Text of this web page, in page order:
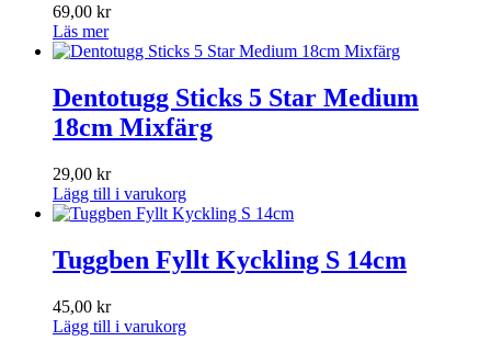
69,00 kr
Läs mer
Dentotugg Sticks 5 Star Medium
18cm Mixfärg
29,00 kr
Lägg till i varukorg
Tuggben Fyllt Kyckling S 14cm
45,00 kr
Lägg till i varukorg